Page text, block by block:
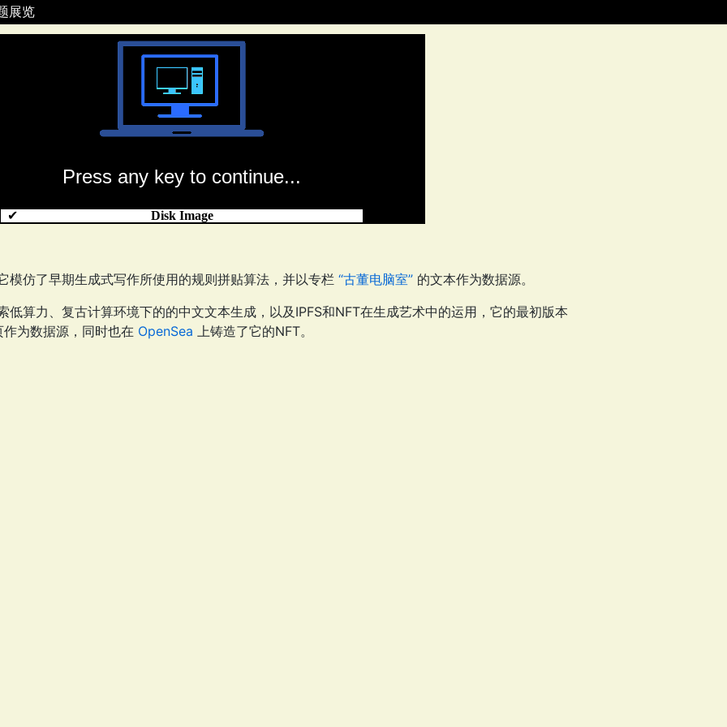
展览
Press any key to continue...
Disk Image
✔
模仿了早期生成式写作所使用的规则拼贴算法，并以专栏 “古董电脑室” 的文本作为数据源。
低算力、复古计算环境下的的中文文本生成，以及IPFS和NFT在生成艺术中的运用，它的最初版本
为数据源，同时也在 OpenSea 上铸造了它的NFT。